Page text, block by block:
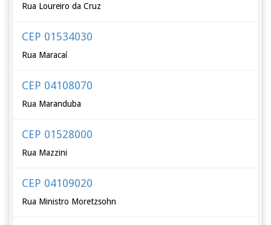
Rua Loureiro da Cruz
CEP 01534030
Rua Maracaí
CEP 04108070
Rua Maranduba
CEP 01528000
Rua Mazzini
CEP 04109020
Rua Ministro Moretzsohn